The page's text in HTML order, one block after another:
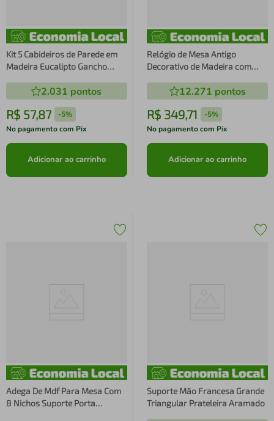
Kit 5 Cabideiros de Parede em
Madeira Eucalipto Gancho
2.031 pontos
R$ 57,87 -5%
No pagamento com Pix
Adicionar ao carrinho
Relógio de Mesa Antigo
Decorativo de Madeira com
12.271 pontos
R$ 349,71 -5%
No pagamento com Pix
Adicionar ao carrinho
Adega De Mdf Para Mesa Com
8 Nichos Suporte Porta
Suporte Mão Francesa Grande
Triangular Prateleira Aramado